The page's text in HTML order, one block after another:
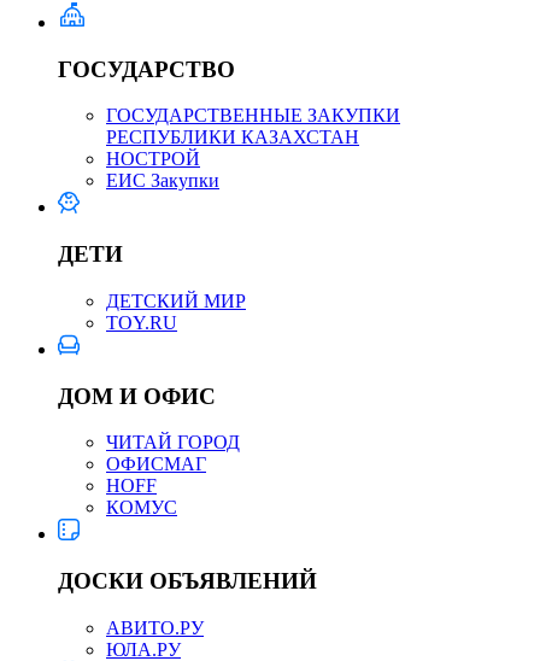
ГОСУДАРСТВО
ГОСУДАРСТВЕННЫЕ ЗАКУПКИ
РЕСПУБЛИКИ КАЗАХСТАН
НОСТРОЙ
ЕИС Закупки
ДЕТИ
ДЕТСКИЙ МИР
TOY.RU
ДОМ И ОФИС
ЧИТАЙ ГОРОД
ОФИСМАГ
HOFF
КОМУС
ДОСКИ ОБЪЯВЛЕНИЙ
АВИТО.РУ
ЮЛА.РУ